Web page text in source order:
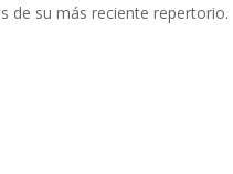
de su más reciente repertorio.